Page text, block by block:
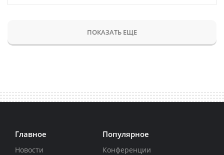
ПОКАЗАТЬ ЕЩЕ
Главное
Новости
Популярное
Конференции